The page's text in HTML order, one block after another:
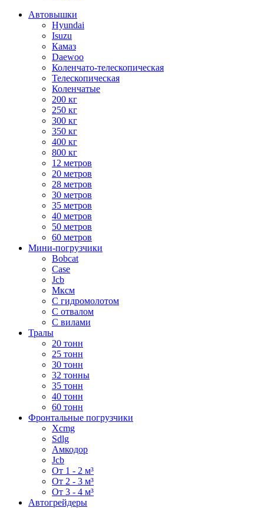
Автовышки
Hyundai
Isuzu
Камаз
Daewoo
Коленчато-телескопическая
Телескопическая
Коленчатые
200 кг
250 кг
300 кг
350 кг
400 кг
800 кг
12 метров
20 метров
28 метров
30 метров
35 метров
40 метров
50 метров
60 метров
Мини-погрузчики
Bobcat
Case
Jcb
Мксм
С гидромолотом
С отвалом
С вилами
Тралы
20 тонн
25 тонн
30 тонн
32 тонны
35 тонн
40 тонн
60 тонн
Фронтальные погрузчики
Xcmg
Sdlg
Амкодор
Jcb
От 1 - 2 м³
От 2 - 3 м³
От 3 - 4 м³
Автогрейдеры